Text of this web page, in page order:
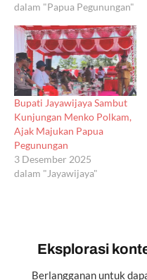
dalam "Papua Pegunungan"
Bupati Jayawijaya Sambut
Kunjungan Menko Polkam,
Ajak Majukan Papua
Pegunungan
3 Desember 2025
dalam "Jayawijaya"
Eksplorasi
Berlangganan untuk